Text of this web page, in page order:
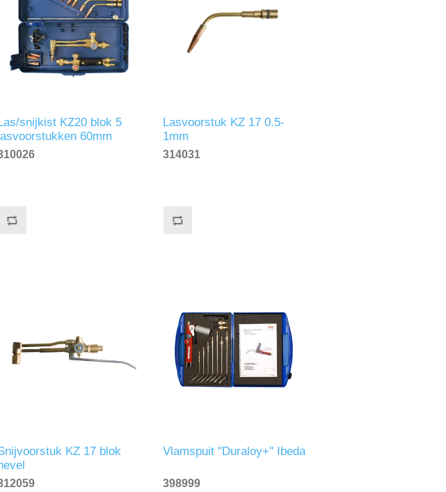
Las/snijkist KZ20 blok 5
lasvoorstukken 60mm
Lasvoorstuk KZ 17 0.5-
1mm
314031
KZ 17 blok
Vlamspuit "Duraloy+" Ibeda
398999